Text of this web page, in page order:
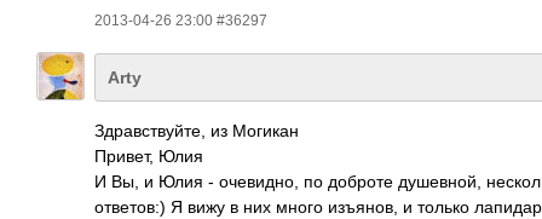
2013-04-26 23:00 #36297
Arty
Здравствуйте, из Могикан
Привет, Юлия
И Вы, и Юлия - очевидно, по доброте душевной,
ответов:) Я вижу в них много изъянов, и только